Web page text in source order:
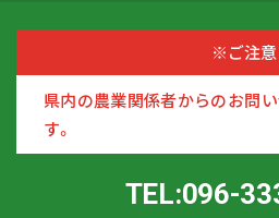
※ご注意
県内の農業関係者からのお問
す。
TEL:096-